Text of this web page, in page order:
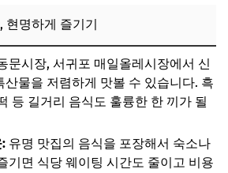
명하게 즐기기
문시장, 서귀포 매일올레시장에서 신
산물을 저렴하게 맛볼 수 있습니다. 흑
등 길거리 음식도 훌륭한 한 끼가 될
유명 맛집의 음식을 포장해서 숙소나
기면 식당 웨이팅 시간도 줄이고 비용